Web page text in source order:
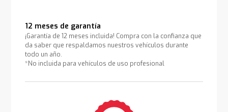
12 meses de garantía
¡Garantía de 12 meses incluida! Compra con la confianza que
da saber que respaldamos nuestros vehículos durante
todo un año.
*No incluida para vehículos de uso profesional